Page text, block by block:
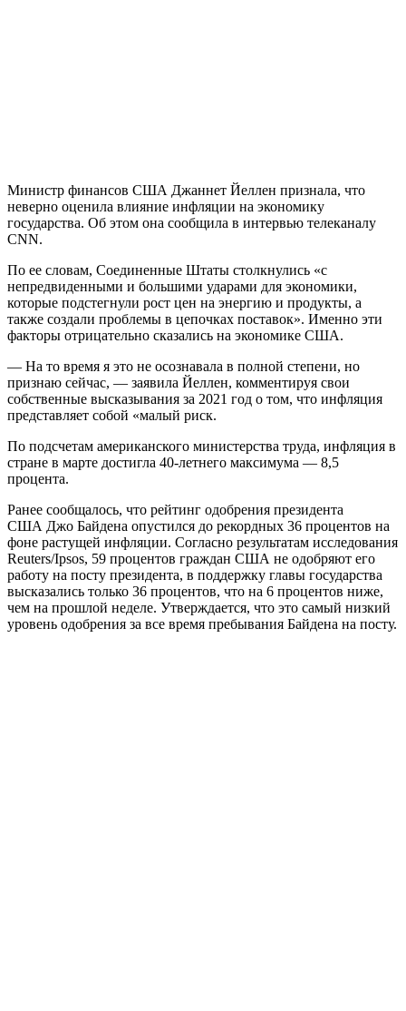
Министр финансов США Джаннет Йеллен признала, что
неверно оценила влияние инфляции на экономику
государства. Об этом она сообщила в интервью телеканалу
CNN.
По ее словам, Соединенные Штаты столкнулись «с
непредвиденными и большими ударами для экономики,
которые подстегнули рост цен на энергию и продукты, а
также создали проблемы в цепочках поставок». Именно эти
факторы отрицательно сказались на экономике США.
— На то время я это не осознавала в полной степени, но
признаю сейчас, — заявила Йеллен, комментируя свои
собственные высказывания за 2021 год о том, что инфляция
представляет собой «малый риск.
По подсчетам американского министерства труда, инфляция в
стране в марте достигла 40-летнего максимума — 8,5
процента.
Ранее сообщалось, что рейтинг одобрения президента
США Джо Байдена опустился до рекордных 36 процентов на
фоне растущей инфляции. Согласно результатам исследования
Reuters/Ipsos, 59 процентов граждан США не одобряют его
работу на посту президента, в поддержку главы государства
высказались только 36 процентов, что на 6 процентов ниже,
чем на прошлой неделе. Утверждается, что это самый низкий
уровень одобрения за все время пребывания Байдена на посту.